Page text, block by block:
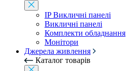
IP Викличні панелі
Викличні панелі
Комплекти обладнання
Монітори
Джерела живлення
Каталог товарів